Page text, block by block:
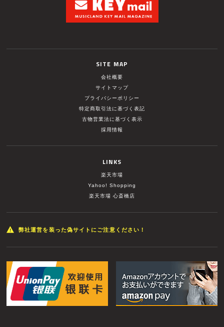
SITE MAP
会社概要
サイトマップ
プライバシーポリシー
特定商取引法に基づく表記
古物営業法に基づく表示
採用情報
LINKS
楽天市場
Yahoo! Shopping
楽天市場 心斎橋店
弊社運営を装った偽サイトにご注意ください！